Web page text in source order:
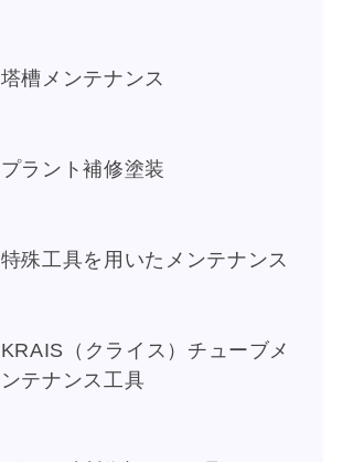
塔槽メンテナンス
プラント補修塗装
特殊工具を用いたメンテナンス
KRAIS（クライス）チューブメ
ンテナンス工具